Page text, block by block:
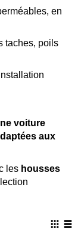
en
taches, poils
voiture
aux
les housses